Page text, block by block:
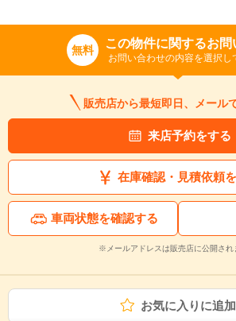
無料 この物件に関するお問
お問い合わせの内容を選択し
販売店から最短即日、メール
来店予約をする
在庫確認・見積依頼
車両状態を確認する
※メールアドレスは販売店に公開され
お気に入りに追加